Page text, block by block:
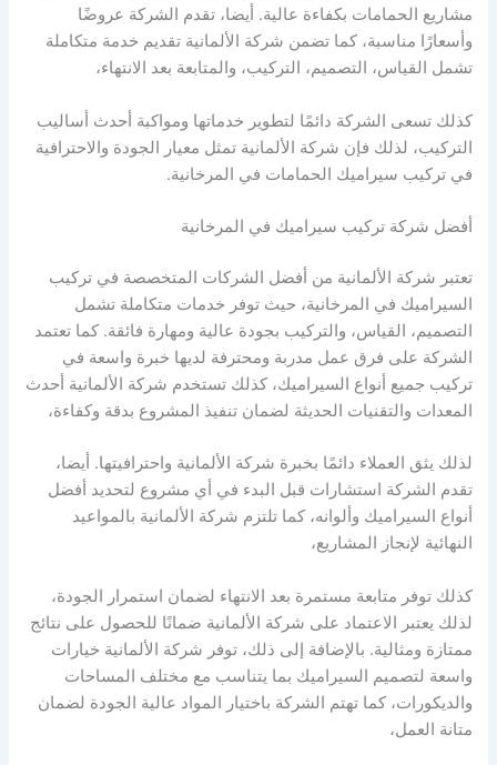
مشاريع الحمامات بكفاءة عالية. أيضا، تقدم الشركة عروضًا
وأسعارًا مناسبة، كما تضمن شركة الألمانية تقديم خدمة متكاملة
تشمل القياس، التصميم، التركيب، والمتابعة بعد الانتهاء،
كذلك تسعى الشركة دائمًا لتطوير خدماتها ومواكبة أحدث أساليب
التركيب، لذلك فإن شركة الألمانية تمثل معيار الجودة والاحترافية
في تركيب سيراميك الحمامات في المرخانية.
أفضل شركة تركيب سيراميك في المرخانية
تعتبر شركة الألمانية من أفضل الشركات المتخصصة في تركيب
السيراميك في المرخانية، حيث توفر خدمات متكاملة تشمل
التصميم، القياس، والتركيب بجودة عالية ومهارة فائقة. كما تعتمد
الشركة على فرق عمل مدربة ومحترفة لديها خبرة واسعة في
تركيب جميع أنواع السيراميك، كذلك تستخدم شركة الألمانية أحدث
المعدات والتقنيات الحديثة لضمان تنفيذ المشروع بدقة وكفاءة،
لذلك يثق العملاء دائمًا بخبرة شركة الألمانية واحترافيتها. أيضا،
تقدم الشركة استشارات قبل البدء في أي مشروع لتحديد أفضل
أنواع السيراميك وألوانه، كما تلتزم شركة الألمانية بالمواعيد
النهائية لإنجاز المشاريع،
كذلك توفر متابعة مستمرة بعد الانتهاء لضمان استمرار الجودة،
لذلك يعتبر الاعتماد على شركة الألمانية ضمانًا للحصول على نتائج
ممتازة ومثالية. بالإضافة إلى ذلك، توفر شركة الألمانية خيارات
واسعة لتصميم السيراميك بما يتناسب مع مختلف المساحات
والديكورات، كما تهتم الشركة باختيار المواد عالية الجودة لضمان
متانة العمل،